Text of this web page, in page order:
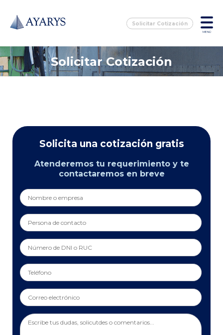
Solicitar Cotización
MENÚ
Solicitar Cotización
Solicita una cotización gratis
Atenderemos tu requerimiento y te
contactaremos en breve